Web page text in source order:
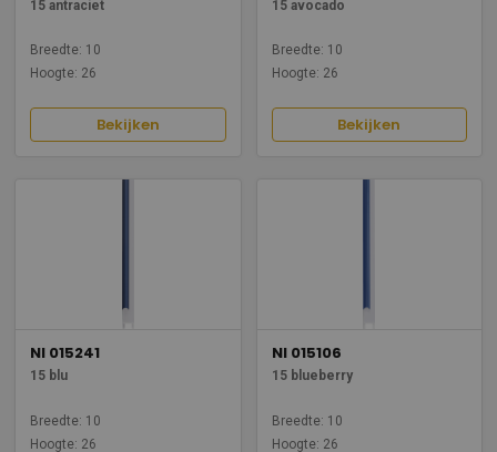
15 antraciet
Breedte: 10
Hoogte: 26
Bekijken
15 avocado
Breedte: 10
Hoogte: 26
Bekijken
NI 015241
15 blu
Breedte: 10
Hoogte: 26
NI 015106
15 blueberry
Breedte: 10
Hoogte: 26